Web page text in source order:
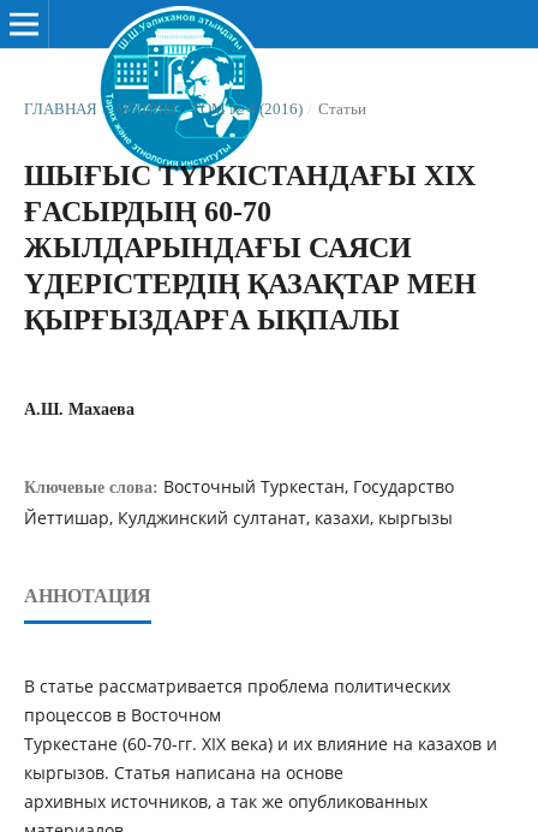
ГЛАВНАЯ / АРХИВЫ / ТОМ № 4 (2016) / Статьи
ШЫҒЫС ТҮРКІСТАНДАҒЫ ХІХ
ҒАСЫРДЫҢ 60-70
ЖЫЛДАРЫНДАҒЫ САЯСИ
ҮДЕРІСТЕРДІҢ ҚАЗАҚТАР МЕН
ҚЫРҒЫЗДАРҒА ЫҚПАЛЫ
А.Ш. Махаева
Ключевые слова: Восточный Туркестан, Государство
Йеттишар, Кулджинский султанат, казахи, кыргызы
АННОТАЦИЯ
В статье рассматривается проблема политических
процессов в Восточном
Туркестане (60-70-гг. ХІХ века) и их влияние на казахов и
кыргызов. Статья написана на основе
архивных источников, а так же опубликованных